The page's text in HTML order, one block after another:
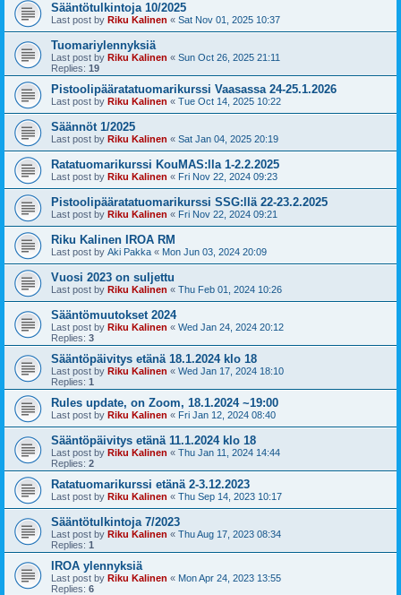
Sääntötulkintoja 10/2025
Last post by Riku Kalinen « Sat Nov 01, 2025 10:37
Tuomariylennyksiä
Last post by Riku Kalinen « Sun Oct 26, 2025 21:11
Replies: 19
Pistoolipääratatuomarikurssi Vaasassa 24-25.1.2026
Last post by Riku Kalinen « Tue Oct 14, 2025 10:22
Säännöt 1/2025
Last post by Riku Kalinen « Sat Jan 04, 2025 20:19
Ratatuomarikurssi KouMAS:lla 1-2.2.2025
Last post by Riku Kalinen « Fri Nov 22, 2024 09:23
Pistoolipääratatuomarikurssi SSG:llä 22-23.2.2025
Last post by Riku Kalinen « Fri Nov 22, 2024 09:21
Riku Kalinen IROA RM
Last post by Aki Pakka « Mon Jun 03, 2024 20:09
Vuosi 2023 on suljettu
Last post by Riku Kalinen « Thu Feb 01, 2024 10:26
Sääntömuutokset 2024
Last post by Riku Kalinen « Wed Jan 24, 2024 20:12
Replies: 3
Sääntöpäivitys etänä 18.1.2024 klo 18
Last post by Riku Kalinen « Wed Jan 17, 2024 18:10
Replies: 1
Rules update, on Zoom, 18.1.2024 ~19:00
Last post by Riku Kalinen « Fri Jan 12, 2024 08:40
Sääntöpäivitys etänä 11.1.2024 klo 18
Last post by Riku Kalinen « Thu Jan 11, 2024 14:44
Replies: 2
Ratatuomarikurssi etänä 2-3.12.2023
Last post by Riku Kalinen « Thu Sep 14, 2023 10:17
Sääntötulkintoja 7/2023
Last post by Riku Kalinen « Thu Aug 17, 2023 08:34
Replies: 1
IROA ylennyksiä
Last post by Riku Kalinen « Mon Apr 24, 2023 13:55
Replies: 6